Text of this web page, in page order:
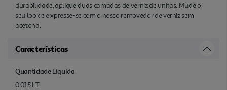
durabilidade, aplique duas camadas de verniz de unhas. Mude o
seu look e e xpresse-se com o nosso removedor de verniz sem
acetona.
Características
Quantidade Liquida
0.015 LT